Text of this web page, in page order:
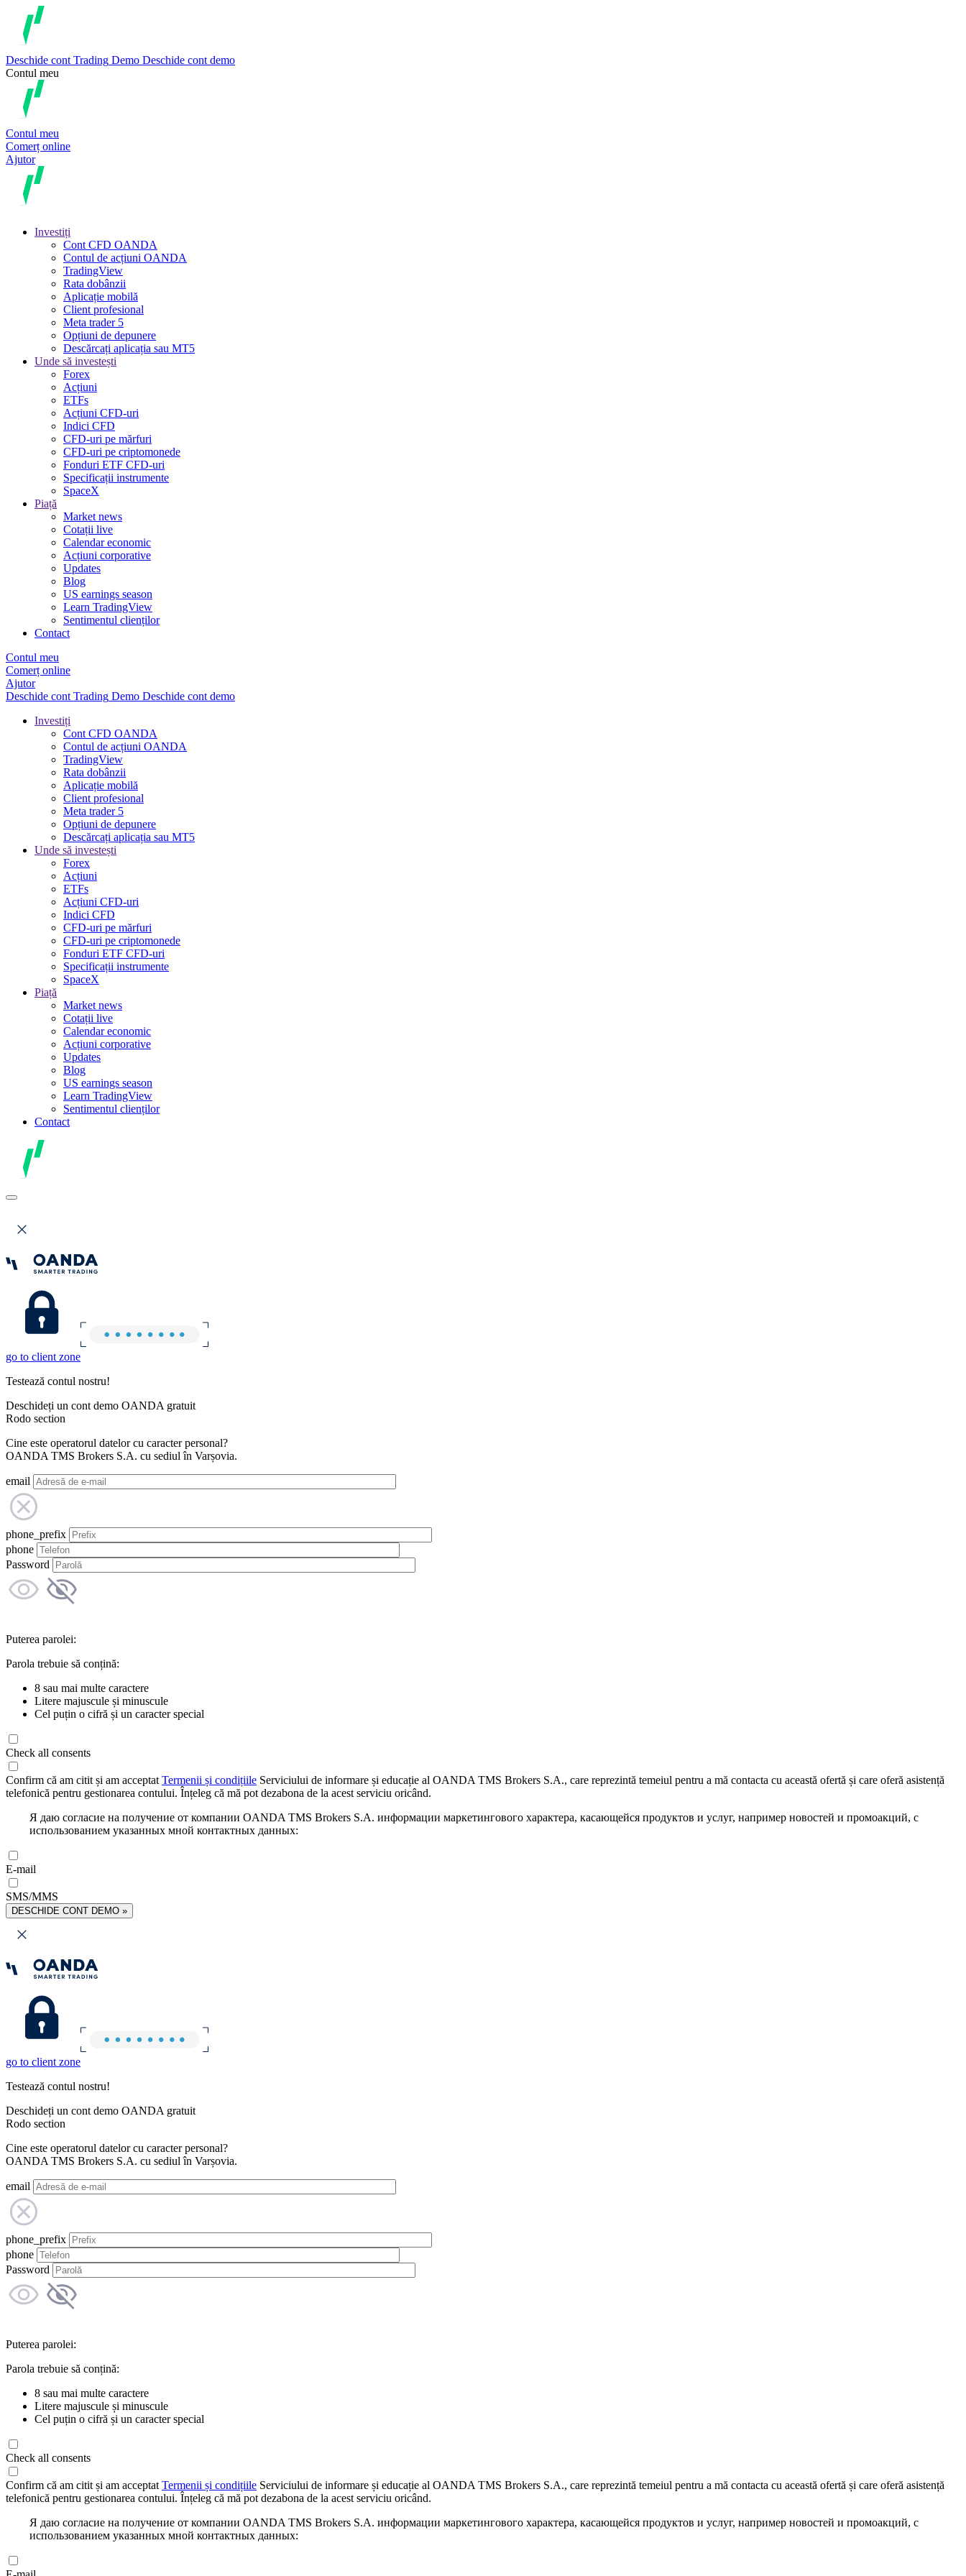
Deschide cont Trading Demo Deschide cont demo
Contul meu
Contul meu
Comerț online
Ajutor
Investiți
Cont CFD OANDA
Contul de acțiuni OANDA
TradingView
Rata dobânzii
Aplicație mobilă
Client profesional
Meta trader 5
Opțiuni de depunere
Descărcați aplicația sau MT5
Unde să investești
Forex
Acțiuni
ETFs
Acțiuni CFD-uri
Indici CFD
CFD-uri pe mărfuri
CFD-uri pe criptomonede
Fonduri ETF CFD-uri
Specificații instrumente
SpaceX
Piață
Market news
Cotații live
Calendar economic
Acțiuni corporative
Updates
Blog
US earnings season
Learn TradingView
Sentimentul clienților
Contact
Contul meu
Comerț online
Ajutor
Deschide cont Trading Demo Deschide cont demo
Investiți
Cont CFD OANDA
Contul de acțiuni OANDA
TradingView
Rata dobânzii
Aplicație mobilă
Client profesional
Meta trader 5
Opțiuni de depunere
Descărcați aplicația sau MT5
Unde să investești
Forex
Acțiuni
ETFs
Acțiuni CFD-uri
Indici CFD
CFD-uri pe mărfuri
CFD-uri pe criptomonede
Fonduri ETF CFD-uri
Specificații instrumente
SpaceX
Piață
Market news
Cotații live
Calendar economic
Acțiuni corporative
Updates
Blog
US earnings season
Learn TradingView
Sentimentul clienților
Contact
go to client zone
Testează contul nostru!
Deschideți un cont demo OANDA gratuit
Rodo section
Cine este operatorul datelor cu caracter personal?
OANDA TMS Brokers S.A. cu sediul în Varșovia.
email
phone_prefix
phone
Password
Puterea parolei:
Parola trebuie să conțină:
8 sau mai multe caractere
Litere majuscule și minuscule
Cel puțin o cifră și un caracter special
Check all consents
Confirm că am citit și am acceptat Termenii și condițiile Serviciului de informare și educație al OANDA TMS Brokers S.A., care reprezintă temeiul pentru a mă contacta cu această ofertă și care oferă asistență
telefonică pentru gestionarea contului. Înțeleg că mă pot dezabona de la acest serviciu oricând.
Я даю согласие на получение от компании OANDA TMS Brokers S.A. информации маркетингового характера, касающейся продуктов и услуг, например новостей и промоакций, с
использованием указанных мной контактных данных:
E-mail
SMS/MMS
DESCHIDE CONT DEMO »
go to client zone
Testează contul nostru!
Deschideți un cont demo OANDA gratuit
Rodo section
Cine este operatorul datelor cu caracter personal?
OANDA TMS Brokers S.A. cu sediul în Varșovia.
email
phone_prefix
phone
Password
Puterea parolei:
Parola trebuie să conțină:
8 sau mai multe caractere
Litere majuscule și minuscule
Cel puțin o cifră și un caracter special
Check all consents
Confirm că am citit și am acceptat Termenii și condițiile Serviciului de informare și educație al OANDA TMS Brokers S.A., care reprezintă temeiul pentru a mă contacta cu această ofertă și care oferă asistență
telefonică pentru gestionarea contului. Înțeleg că mă pot dezabona de la acest serviciu oricând.
Я даю согласие на получение от компании OANDA TMS Brokers S.A. информации маркетингового характера, касающейся продуктов и услуг, например новостей и промоакций, с
использованием указанных мной контактных данных: